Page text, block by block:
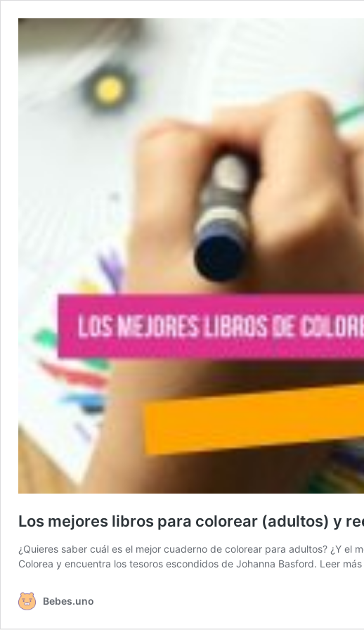
Los mejores libros para colorear (adultos) y
¿Quieres saber cuál es el mejor cuaderno de colorear para adultos? ¿Y
Colorea y encuentra los tesoros escondidos de Johanna Basford. Leer más
Bebes.uno